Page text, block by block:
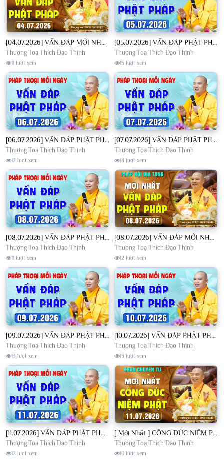
[04.07.2026] VẤN ĐÁP MỚI NHẤT - Pháp Hội Địa Tạng Chùa Khai Nguyên | TT. Thích Đạo Thịnh
Thượng Toạ Thích Đạo Thịnh
11 lượt xem
[05.07.2026] VẤN ĐÁP PHẬT PHÁP - Nghe Thầy giảng Pháp mỗi ngày CÔNG ĐỨC VÔ LƯỢNG│TT. Thích Đạo Thịnh
Thượng Toạ Thích Đạo Thịnh
15 lượt xem
[06.07.2026] VẤN ĐÁP PHẬT PHÁP - Nghe Thầy giảng Pháp mỗi ngày CÔNG ĐỨC VÔ LƯỢNG│TT. Thích Đạo Thịnh
Thượng Toạ Thích Đạo Thịnh
12 lượt xem
[07.07.2026] VẤN ĐÁP PHẬT PHÁP - Nghe Thầy giảng Pháp mỗi ngày CÔNG ĐỨC VÔ LƯỢNG│TT. Thích Đạo Thịnh
Thượng Toạ Thích Đạo Thịnh
14 lượt xem
[08.07.2026] VẤN ĐÁP PHẬT PHÁP - Nghe Thầy giảng Pháp mỗi ngày CÔNG ĐỨC VÔ LƯỢNG│TT. Thích Đạo Thịnh
Thượng Toạ Thích Đạo Thịnh
11 lượt xem
[08.07.2026] VẤN ĐÁP MỚI NHẤT - Pháp Hội Địa Tạng Chùa Khai Nguyên | TT. Thích Đạo Thịnh
Thượng Toạ Thích Đạo Thịnh
12 lượt xem
[09.07.2026] VẤN ĐÁP PHẬT PHÁP - Nghe Thầy giảng Pháp mỗi ngày CÔNG ĐỨC VÔ LƯỢNG│TT. Thích Đạo Thịnh
Thượng Toạ Thích Đạo Thịnh
13 lượt xem
[10.07.2026] VẤN ĐÁP PHẬT PHÁP - Nghe Thầy giảng Pháp mỗi ngày CÔNG ĐỨC VÔ LƯỢNG│TT. Thích Đạo Thịnh
Thượng Toạ Thích Đạo Thịnh
13 lượt xem
[11.07.2026] VẤN ĐÁP PHẬT PHÁP - Nghe Thầy giảng Pháp mỗi ngày CÔNG ĐỨC VÔ LƯỢNG│TT. Thích Đạo Thịnh
Thượng Toạ Thích Đạo Thịnh
12 lượt xem
[ Mới Nhất ] CÔNG ĐỨC NIỆM PHẬT - Khoá Chuyên Tu Chùa Khai Nguyên 11/07/2026 | TT. Thích Đạo Thịnh
Thượng Toạ Thích Đạo Thịnh
10 lượt xem